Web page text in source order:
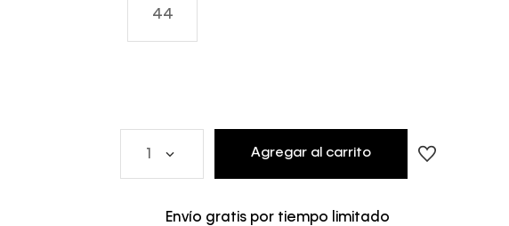
44
Agregar al carrito
Envío gratis por tiempo limitado